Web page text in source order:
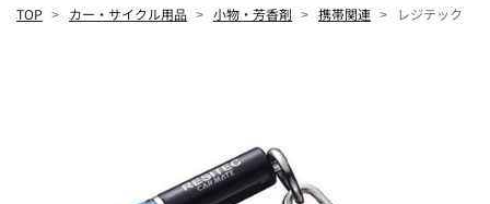
TOP カー・サイクル用品 小物・芳香剤 携帯関連 レジテック